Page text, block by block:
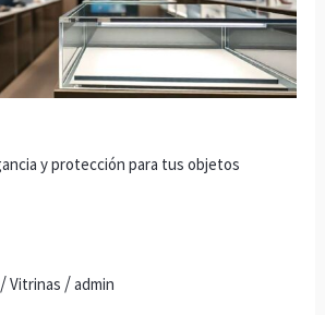
y protección para tus objetos
/Vitrinas /admin